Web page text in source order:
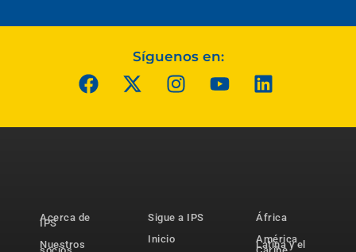
Síguenos en:
Acerca de
IPS
Nuestros
Sigue a IPS
Inicio
África
América
Latina y el